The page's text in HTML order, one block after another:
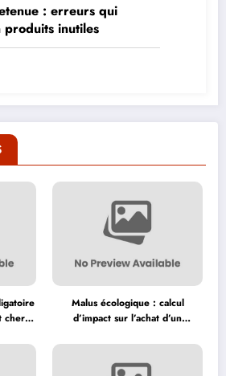
: erreurs qui
inutiles
cher
Malus écologique : calcul
d’impact sur l’achat d’un